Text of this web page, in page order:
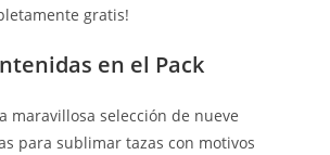
gratis!
en el Pack
maravillosa selección de nueve
para sublimar tazas con motivos